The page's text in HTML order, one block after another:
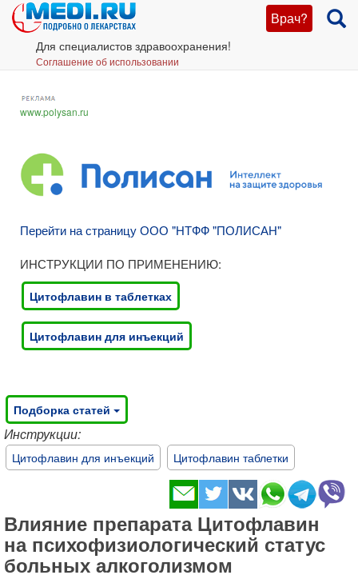
Врач?
Для специалистов здравоохранения!
Соглашение об использовании
www.polysan.ru
Перейти на страницу ООО "НТФФ "ПОЛИСАН"
ИНСТРУКЦИИ ПО ПРИМЕНЕНИЮ:
Цитофлавин в таблетках
Цитофлавин для инъекций
Подборка статей
Инструкции:
Цитофлавин для инъекций Цитофлавин таблетки
Влияние препарата Цитофлавин
на психофизиологический статус
больных алкоголизмом